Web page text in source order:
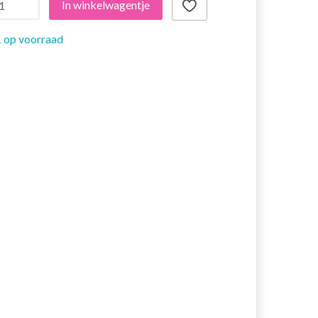
In winkelwagentje
op voorraad